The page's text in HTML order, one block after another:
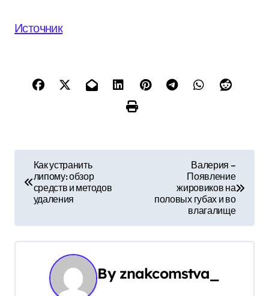
Источник
и
Как устранить
липому: обзор
средств и методов
удаления
Валерия –
Появление
жировиков на
половых губах и во
влагалище
By znakcomstva_